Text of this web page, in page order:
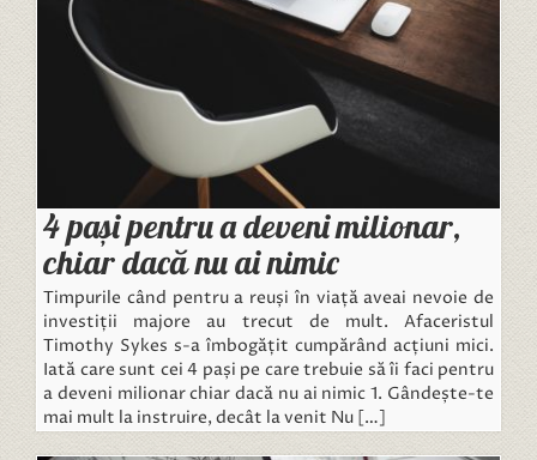
4 pași pentru a deveni milionar,
chiar dacă nu ai nimic
Timpurile când pentru a reuși în viață aveai nevoie de
investiții majore au trecut de mult. Afaceristul
Timothy Sykes s-a îmbogățit cumpărând acțiuni mici.
Iată care sunt cei 4 pași pe care trebuie să îi faci pentru
a deveni milionar chiar dacă nu ai nimic 1. Gândește-te
mai mult la instruire, decât la venit Nu […]